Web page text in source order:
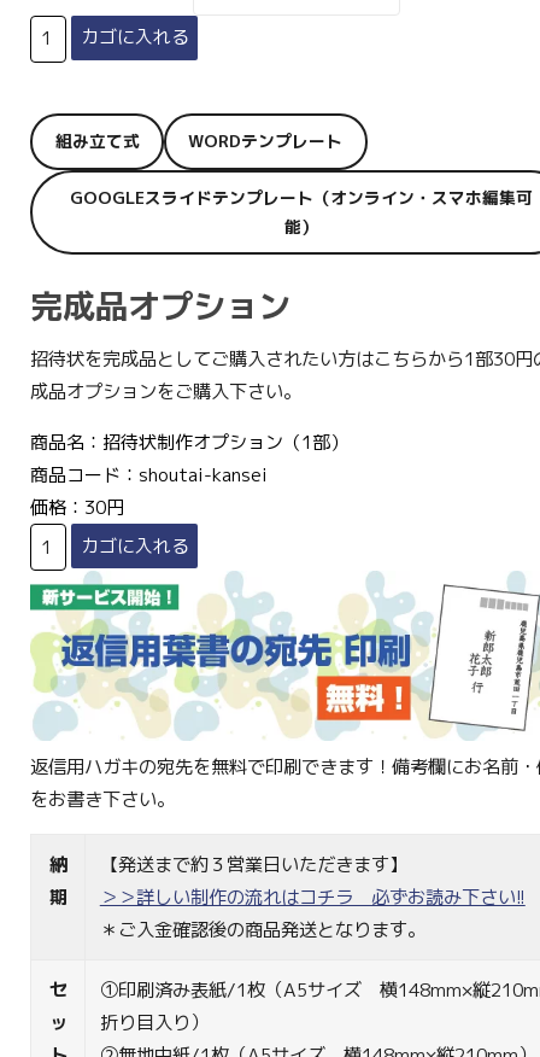
組み立て式 WORDテンプレート
GOOGLEスライドテンプレート（オンライン・スマホ編集可
能）
完成品オプション
招待状を完成品としてご購入されたい方はこちらから1部30円
成品オプションをご購入下さい。
商品名：招待状制作オプション（1部）
商品コード：shoutai-kansei
価格：30円
返信用ハガキの宛先を無料で印刷できます！備考欄にお名前
をお書き下さい。
納
期
【発送まで約３営業日いただきます】
＞＞詳しい制作の流れはコチラ 必ずお読み下さい!!
＊ご入金確認後の商品発送となります。
セ
ッ
①印刷済み表紙/1枚（A5サイズ 横148mm×縦
折り目入り）